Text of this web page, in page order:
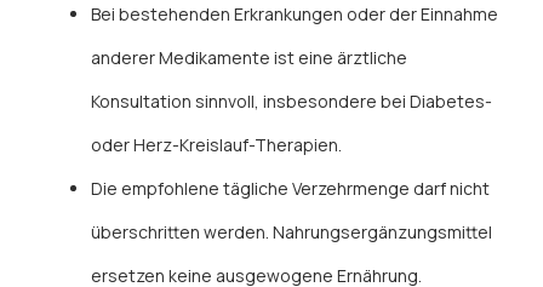
Bei bestehenden Erkrankungen oder der Einnahme
anderer Medikamente ist eine ärztliche
Konsultation sinnvoll, insbesondere bei Diabetes-
oder Herz-Kreislauf-Therapien.
Die empfohlene tägliche Verzehrmenge darf nicht
überschritten werden. Nahrungsergänzungsmittel
ersetzen keine ausgewogene Ernährung.